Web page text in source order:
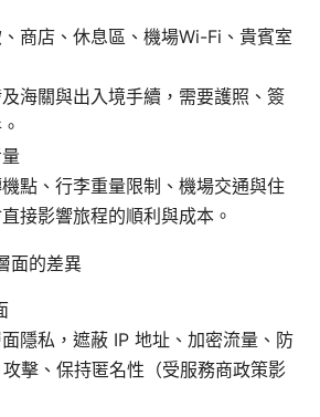
商店、休息區、機場Wi-Fi、貴賓室
海關與出入境手續，需要護照、簽
點、行李重量限制、機場交通與住
接影響旅程的順利與成本。
面的差異
隱私，遮蔽 IP 地址、加密流量、防
擊、保持匿名性（受服務商政策影